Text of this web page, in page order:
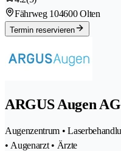
Fährweg 104600 Olten
Termin reservieren
ARGUS Augen AG
Augenzentrum •
• Augenarzt • Ärzte